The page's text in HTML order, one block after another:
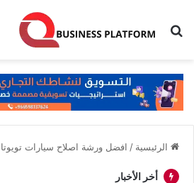
بحث عن
الرئيسية / افضل ورشة اصلاح سيارات تويوتا
أخر الأخبار